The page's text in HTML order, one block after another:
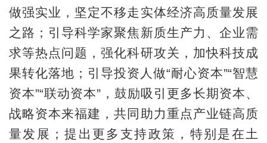
做强实业，坚定不移走实体经济高质量发展
之路；引导科学家聚焦新质生产力、企业需
求等热点问题，强化科研攻关，加快科技成
果转化落地；引导投资人做“耐心资本”“智慧
资本”“联动资本”，鼓励吸引更多长期资本、
战略资本来福建，共同助力重点产业链高质
量发展；提出更多支持政策，特别是在土